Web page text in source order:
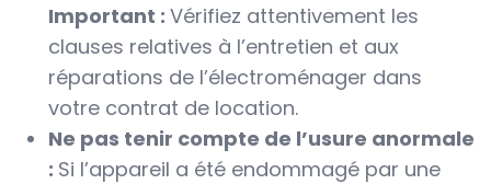
Important : Vérifiez attentivement les
clauses relatives à l’entretien et aux
réparations de l’électroménager dans
votre contrat de location.
Ne pas tenir compte de l’usure anormale
: Si l’appareil a été endommagé par une